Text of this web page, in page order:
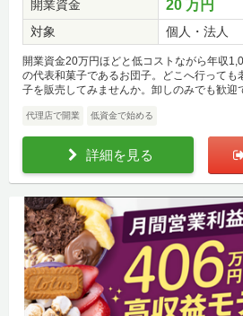
開業資金 20 万円
対象 個人・法人
開業資金20万円ほどと低コストながら年収
の代表和菓子であるお団子。どこへ行っても
子を販売してみませんか。卸しのみでも歓迎
代理店で開業 低資金で始める
詳細を見る